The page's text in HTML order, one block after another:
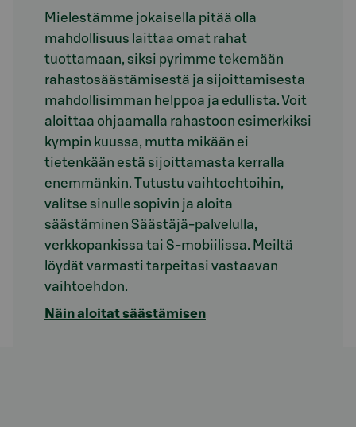
Mielestämme jokaisella pitää olla
mahdollisuus laittaa omat rahat
tuottamaan, siksi pyrimme tekemään
rahastosäästämisestä ja sijoittamisesta
mahdollisimman helppoa ja edullista. Voit
aloittaa ohjaamalla rahastoon esimerkiksi
kympin kuussa, mutta mikään ei
tietenkään estä sijoittamasta kerralla
enemmänkin. Tutustu vaihtoehtoihin,
valitse sinulle sopivin ja aloita
säästäminen Säästäjä-palvelulla,
verkkopankissa tai S-mobiilissa. Meiltä
löydät varmasti tarpeitasi vastaavan
vaihtoehdon.
Näin aloitat säästämisen